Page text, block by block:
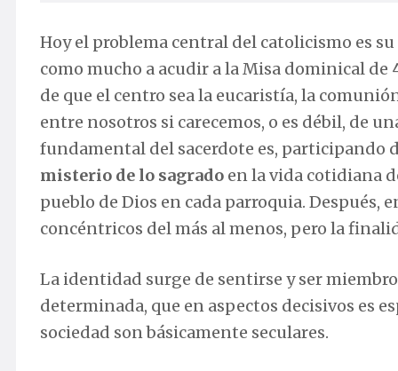
Hoy el problema central del catolicismo es
como mucho a acudir a la Misa dominical
de que el centro sea la eucaristía, la
entre nosotros si carecemos, o es débil, de
fundamental del sacerdote es, participando
misterio de lo sagrado en la vida cotidiana
pueblo de Dios en cada parroquia. Después,
concéntricos del más al menos, pero la
La identidad surge de sentirse y ser
determinada, que en aspectos decisivos es
sociedad son básicamente seculares.